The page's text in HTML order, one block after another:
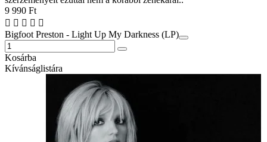
9 990 Ft
Bigfoot Preston - Light Up My Darkness (LP)
Kosárba
Kívánságlistára